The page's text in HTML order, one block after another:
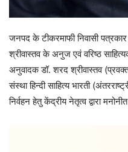
जनपद के टीकरमाफी निवासी
श्रीवास्तव के अनुज एवं वरिष्ठ
अनुवादक डॉ. शरद श्रीवास्तव
संस्था हिन्दी साहित्य भारती
निर्वहन हेतु केंद्रीय नेतृत्व द्वारा